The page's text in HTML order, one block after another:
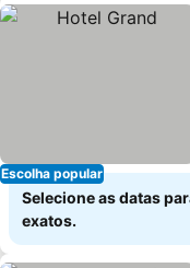
Escolha popular
Selecione as datas
exatos.